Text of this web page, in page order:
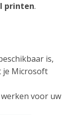
printen.
is,
je Microsoft
voor uw